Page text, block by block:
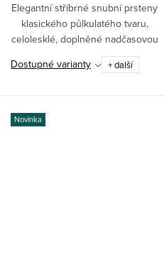
Elegantní stříbrné snubní prsteny
klasického půlkulatého tvaru,
celolesklé, doplněné nadčasovou
ruční rytinou. Dobře se nosí a
svým designem v sobě propojují
Dostupné varianty + další
Novinka